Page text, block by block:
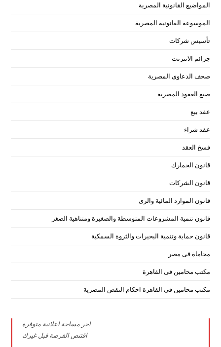
المواضيع القانونية المصرية
الموسوعة القانونية المصرية
تأسيس شركات
جرائم الانترنت
صحف الدعاوى المصرية
صيغ العقود المصرية
عقد بيع
عقد شراء
فسخ العقد
قانون الجمارك
قانون الشركات
قانون الموارد المائية والرى
قانون تنمية المشروعات المتوسطة والصغيرة ومتناهية الصغر
قانون حماية وتنمية البحيرات والثروة السمكية
محاماة فى مصر
مكتب محامين فى القاهرة
مكتب محامين فى القاهرة احكام النقض المصرية
اخر مساحة اعلانية متوفرة
اقتنص الفرصة قبل غيرك